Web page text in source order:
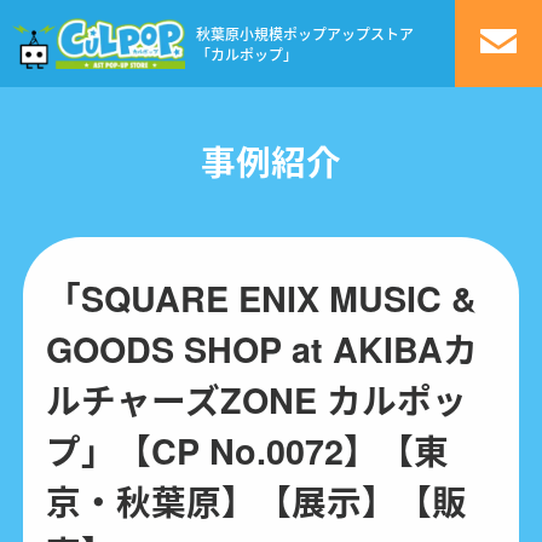
秋葉原小規模ポップアップストア
「カルポップ」
事例紹介
「SQUARE ENIX MUSIC &
GOODS SHOP at AKIBAカ
ルチャーズZONE カルポッ
プ」【CP No.0072】【東
京・秋葉原】【展示】【販